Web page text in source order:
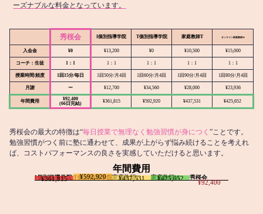
ーズナブルな料金となっています。
秀桜会 I個別指導学院 T個別指導学院 家庭教師T オンライン家庭教師M
入会金 ¥0 ¥13,200 ¥0 ¥10,500 ¥15,000
コーチ：生徒 1：1 1：1 1：1 1：1 1：1
授業時間/頻度 1回15分/毎日 1回50分/月4回 1回60分/月4回 1回90分/月4回 1回80分/月4回
月謝 ー ¥12,700 ¥34,560 ¥28,000 ¥23,936
年間費用
¥92,400
(66日完結)
¥361,815 ¥592,920 ¥437,531 ¥425,652
秀桜会の最大の特徴は“毎日授業で無理なく勉強習慣が身につく ”ことです。
勉強習慣がつく前に塾に通わせて、成果が上がらず悩み続けることを考えれ
ば、コストパフォーマンスの良さを実感していただけると思います。
年間費用
I個別指導学院
¥361,815 T個別指導学院
¥592,920 家庭教師T
¥437,531 家庭教師M
¥425,652 秀桜会
¥92,400